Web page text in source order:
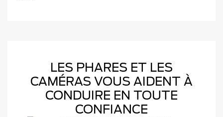
LES PHARES ET LES
CAMÉRAS VOUS AIDENT À
CONDUIRE EN TOUTE
CONFIANCE